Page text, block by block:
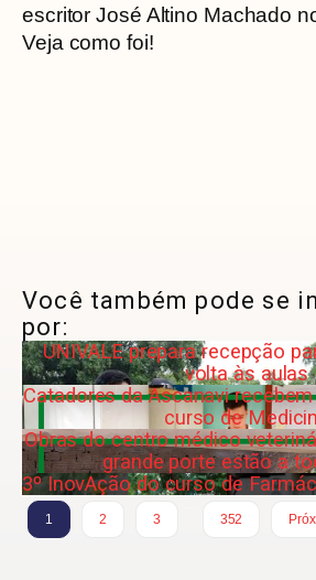
escritor José Altino Machado
Veja como foi!
Você também pode se
por:
UNIVALE prepara recepção
volta às aulas
Catadores da Ascanavi
curso de
Obras do centro médico
grande porte estão a
3º InovAção do curso de
1 2 3
352